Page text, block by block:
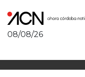
08/08/26